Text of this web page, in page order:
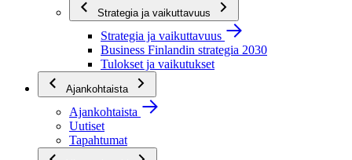
Strategia ja vaikuttavuus
Strategia ja vaikuttavuus
Business Finlandin strategia 2030
Tulokset ja vaikutukset
Ajankohtaista
Ajankohtaista
Uutiset
Tapahtumat